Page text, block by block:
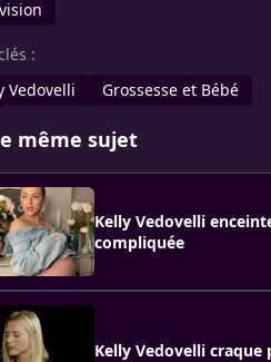
:
Vedovelli
Grossesse et Bébé
même sujet
Kelly Vedovelli
compliquée
Kelly Vedovelli craque